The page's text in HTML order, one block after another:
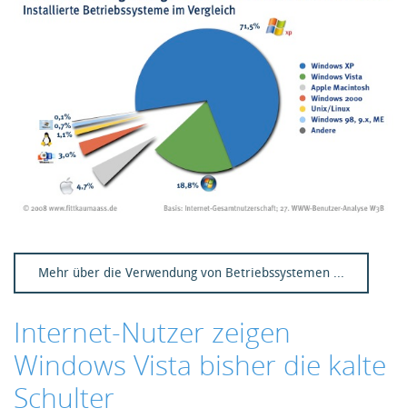
Mehr über die Verwendung von Betriebssystemen ...
Internet-Nutzer zeigen
Windows Vista bisher die kalte
Schulter